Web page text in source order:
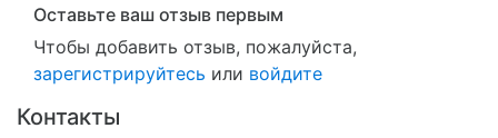
Оставьте ваш отзыв первым
Чтобы добавить отзыв, пожалуйста,
зарегистрируйтесь или войдите
Контакты